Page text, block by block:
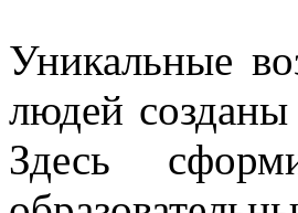
Уникальные
людей
Здесь